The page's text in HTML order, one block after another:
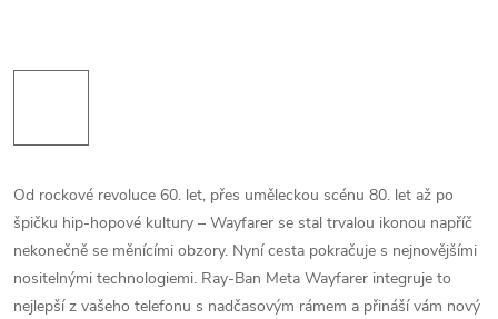
Od rockové revoluce 60. let, přes uměleckou scénu 80. let až po
špičku hip-hopové kultury – Wayfarer se stal trvalou ikonou napříč
nekonečně se měnícími obzory. Nyní cesta pokračuje s nejnovějšími
nositelnými technologiemi. Ray-Ban Meta Wayfarer integruje to
nejlepší z vašeho telefonu s nadčasovým rámem a přináší vám nový